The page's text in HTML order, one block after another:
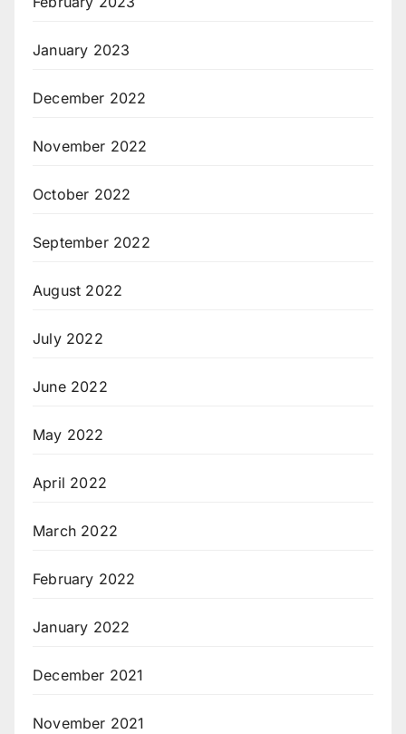
January 2023
December 2022
November 2022
October 2022
September 2022
August 2022
July 2022
June 2022
May 2022
April 2022
March 2022
February 2022
January 2022
December 2021
November 2021